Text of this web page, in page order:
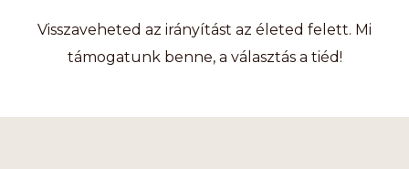
Visszaveheted az irányítást az életed felett. Mi
támogatunk benne, a választás a tiéd!